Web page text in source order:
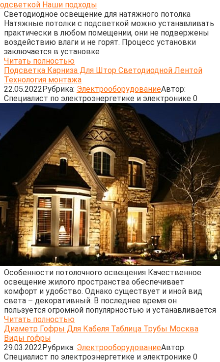
Светодиодное освещение для натяжного потолка
Натяжные потолки с подсветкой можно устанавливать
практически в любом помещении, они не подвержены
воздействию влаги и не горят. Процесс установки
заключается в установке
Читать полностью
Подсветка Карниза Для Штор Светодиодной Лентой
Технология монтажа
22.05.2022Рубрика: ЭлектрооборудованиеАвтор:
Cпециалист по электроэнергетике и электронике 0
Особенности потолочного освещения Качественное
освещение жилого пространства обеспечивает
комфорт и удобство. Однако существует и иной вид
света – декоративный. В последнее время он
пользуется огромной популярностью и устанавливается
Читать полностью
Диаметр Гофры Для Кабеля Таблица Трубы Москва
Виды гофры
29.03.2022Рубрика: ЭлектрооборудованиеАвтор:
Cпециалист по электроэнергетике и электронике 0